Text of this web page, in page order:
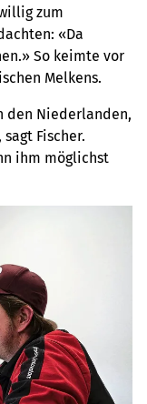
zum
«Da
So keimte vor
Melkens.
den Niederlanden,
Fischer.
ihm möglichst